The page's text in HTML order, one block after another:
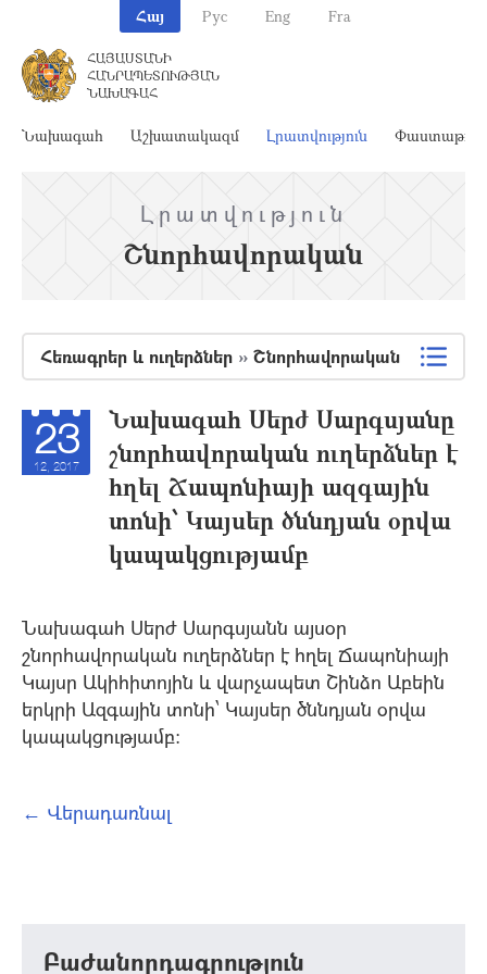
Հայ Рус Eng Fra
ՀԱՅԱՍՏԱՆԻ
ՀԱՆՐԱՊԵՏՈՒԹՅԱՆ
ՆԱԽԱԳԱՀ
Նախագահ Աշխատակազմ Լրատվություն
Լրատվություն
Շնորհավորական
Հեռագրեր և ուղերձներ » Շնորհավորական
23
12, 2017
Նախագահ Սերժ Սարգսյանը
շնորհավորական ուղերձներ է
հղել Ճապոնիայի ազգային
տոնի՝ Կայսեր ծննդյան օրվա
կապակցությամբ
Նախագահ Սերժ Սարգսյանն այսօր
շնորհավորական ուղերձներ է հղել Ճապոնիայի
Կայսր Ակիհիտոյին և վարչապետ Շինձո Աբեին
երկրի Ազգային տոնի՝ Կայսեր ծննդյան օրվա
կապակցությամբ:
← Վերադառնալ
Բաժանորդագրություն